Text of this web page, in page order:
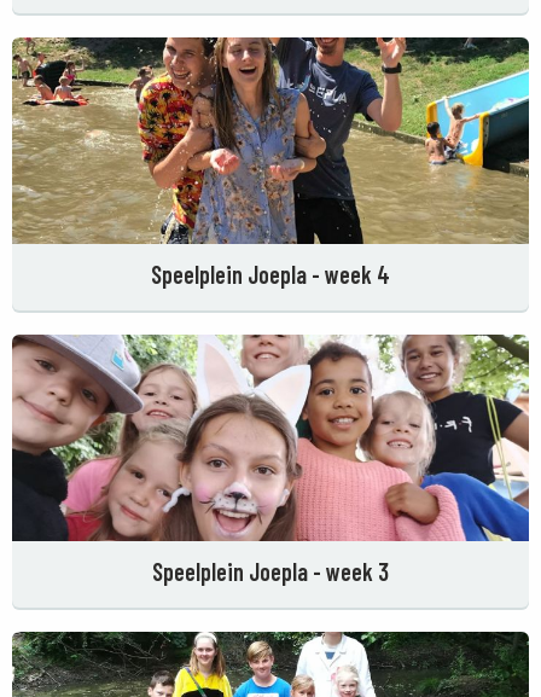
Speelplein Joepla - week 4
Speelplein Joepla - week 3